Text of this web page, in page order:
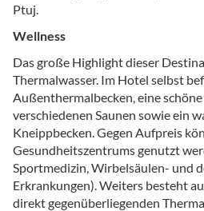
Ptuj.
Wellness
Das große Highlight dieser
Thermalwasser. Im Hotel selbst
Außenthermalbecken, eine
verschiedenen Saunen sowie ein
Kneippbecken. Gegen Aufpreis
Gesundheitszentrums genutzt
Sportmedizin, Wirbelsäulen- und
Erkrankungen). Weiters besteht
direkt gegenüberliegenden